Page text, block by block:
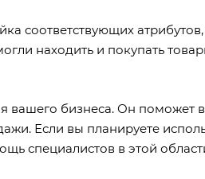
соответствующих
находить и покупать
вашего бизнеса. Он поможет
Если вы планируете
специалистов в этой